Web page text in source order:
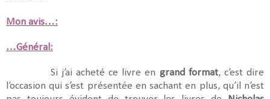
Mon avis…:
…Général:
Si j’ai acheté ce livre en grand format, c’est dire
l’occasion qui s’est présentée en sachant en plus, qu’il n’est